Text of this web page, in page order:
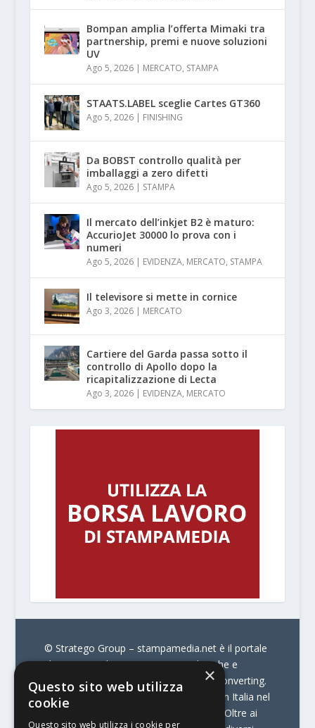
Bompan amplia l’offerta Mimaki tra
partnership, premi e nuove soluzioni
UV
Ago 5, 2026| MERCATO, STAMPA
STAATS.LABEL sceglie Cartes GT360
Ago 5, 2026| FINISHING
Da BOBST controllo qualità per
imballaggi a zero difetti
Ago 5, 2026| STAMPA
Il mercato dell’inkjet B2 è maturo:
AccurioJet 30000 lo prova con i
numeri
Ago 5, 2026| EVIDENZA, MERCATO, STAMPA
Il televisore si mette in cornice
Ago 3, 2026| MERCATO
Cartiere del Garda passa sotto il
controllo di Apollo dopo la
ricapitalizzazione di Lecta
Ago 3, 2026| EVIDENZA, MERCATO
© Stratego Group – stampamedia.net è il portale
che racconta le innovazioni tecnologiche e
l’attualità delle aziende di stampa e di converting.
È il portale di riferimento per chi opera in Italia nel
settore della comunicazione stampata. Oltre ai
×
Questo sito web utilizza
cookie
Questo sito web utilizza i cookie per